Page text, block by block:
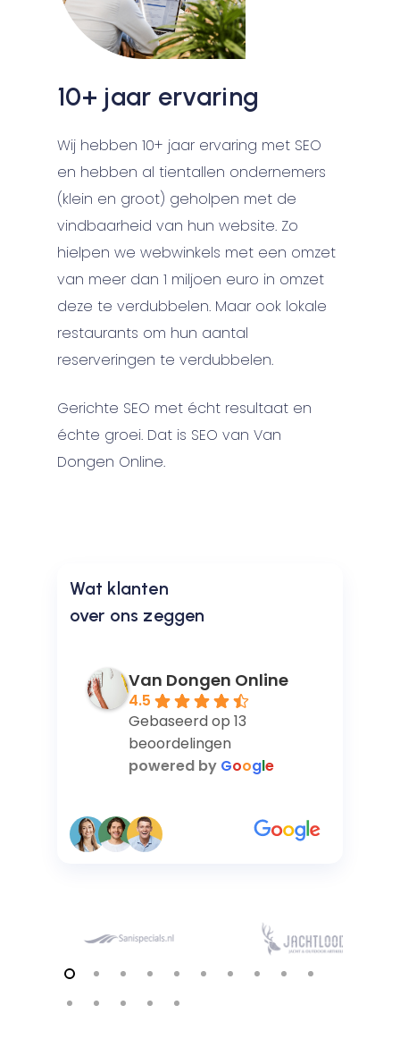
10+ jaar ervaring
Wij hebben 10+ jaar ervaring met SEO
en hebben al tientallen ondernemers
(klein en groot) geholpen met de
vindbaarheid van hun website. Zo
hielpen we webwinkels met een omzet
van meer dan 1 miljoen euro in omzet
deze te verdubbelen. Maar ook lokale
restaurants om hun aantal
reserveringen te verdubbelen.
Gerichte SEO met écht resultaat en
échte groei. Dat is SEO van Van
Dongen Online.
Reviews
Wat klanten
over ons zeggen
Van Dongen Online
4.5
Gebaseerd op 13
beoordelingen
powered by Google